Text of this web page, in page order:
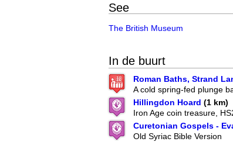
See
The British Museum
In de buurt
Roman Baths, Strand
A cold spring-fed plunge
Hillingdon Hoard (1 km)
Iron Age coin treasure,
Curetonian Gospels -
Old Syriac Bible Version